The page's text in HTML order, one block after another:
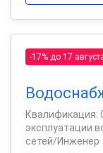
-17% до 17
Квалификация:
эксплуатации
сетей/Инженер